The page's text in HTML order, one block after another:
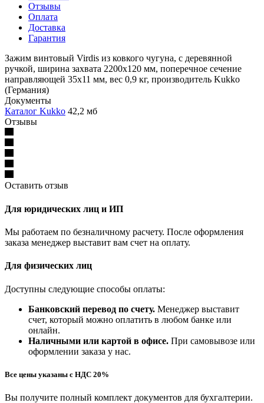
Отзывы
Оплата
Доставка
Гарантия
Зажим винтовый Virdis из ковкого чугуна, с деревянной
ручкой, ширина захвата 2200х120 мм, поперечное сечение
направляющей 35х11 мм, вес 0,9 кг, производитель Kukko
(Германия)
Документы
Каталог Kukko 42,2 мб
Отзывы
Оставить отзыв
Для юридических лиц и ИП
Мы работаем по безналичному расчету. После оформления
заказа менеджер выставит вам счет на оплату.
Для физических лиц
Доступны следующие способы оплаты:
Банковский перевод по счету. Менеджер выставит
счет, который можно оплатить в любом банке или
онлайн.
Наличными или картой в офисе. При самовывозе или
оформлении заказа у нас.
Все цены указаны с НДС 20%
Вы получите полный комплект документов для бухгалтерии.